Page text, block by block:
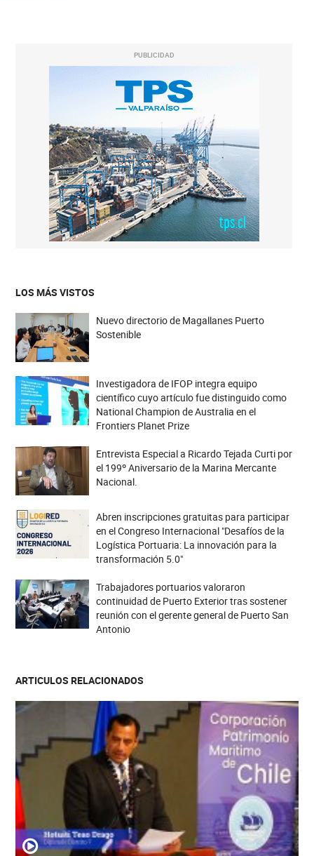
PUBLICIDAD
LOS MÁS VISTOS
Nuevo directorio de Magallanes Puerto
Sostenible
Investigadora de IFOP integra equipo
científico cuyo artículo fue distinguido como
National Champion de Australia en el
Frontiers Planet Prize
Entrevista Especial a Ricardo Tejada Curti por
el 199º Aniversario de la Marina Mercante
Nacional.
Abren inscripciones gratuitas para participar
en el Congreso Internacional "Desafíos de la
Logística Portuaria: La innovación para la
transformación 5.0"
Trabajadores portuarios valoraron
continuidad de Puerto Exterior tras sostener
reunión con el gerente general de Puerto San
Antonio
ARTICULOS RELACIONADOS